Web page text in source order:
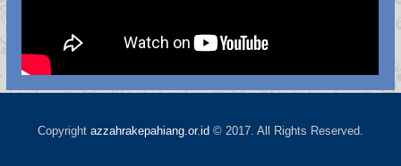
Copyright azzahrakepahiang.or.id © 2017. All Rights Reserved.